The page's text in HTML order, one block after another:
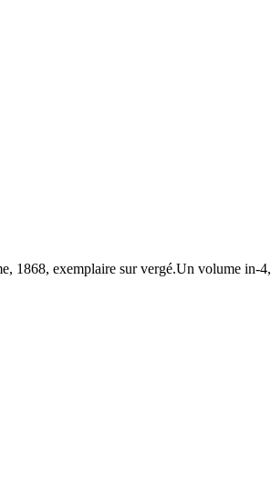
1868, exemplaire sur vergé.Un volume